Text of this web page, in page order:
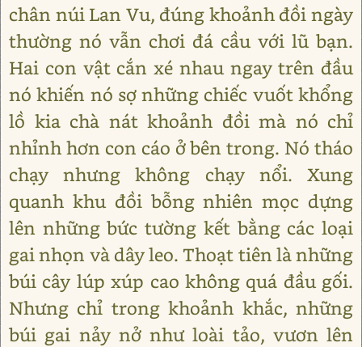
chân núi Lan Vu, đúng khoảnh đồi ngày
thường nó vẫn chơi đá cầu với lũ bạn.
Hai con vật cắn xé nhau ngay trên đầu
nó khiến nó sợ những chiếc vuốt khổng
lồ kia chà nát khoảnh đồi mà nó chỉ
nhỉnh hơn con cáo ở bên trong. Nó tháo
chạy nhưng không chạy nổi. Xung
quanh khu đồi bỗng nhiên mọc dựng
lên những bức tường kết bằng các loại
gai nhọn và dây leo. Thoạt tiên là những
búi cây lúp xúp cao không quá đầu gối.
Nhưng chỉ trong khoảnh khắc, những
búi gai nảy nở như loài tảo, vươn lên